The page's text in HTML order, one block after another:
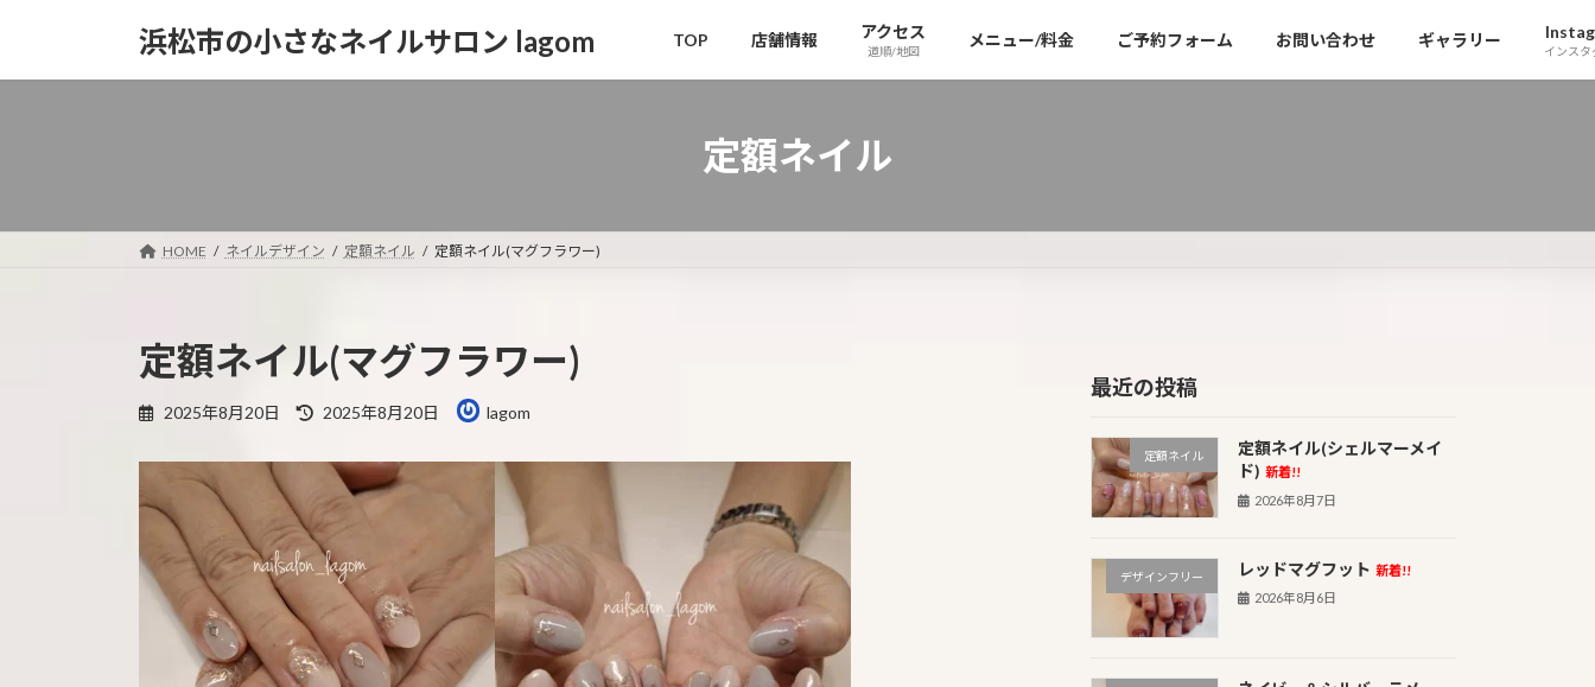
浜松市の小さなネイルサロン lagom TOP 店舗情報 アクセス
道順/地図
メニュー/料金 ご予約フォーム お問い合わせ ギャラリー
インスタ
定額ネイル
HOME ネイルデザイン 定額ネイル 定額ネイル(マグフラワー)
定額ネイル(マグフラワー)
2025年8月20日
最
新
日
時
:
2025年8月20日 lagom
最近の投稿
定額ネイル
定額ネイル(シェルマーメイ
ド) 新着!!
2026年8月7日
デザインフリー レッドマグフット 新着!!
2026年8月6日